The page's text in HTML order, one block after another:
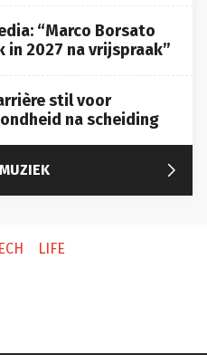
2027 na vrijspraak”
na scheiding